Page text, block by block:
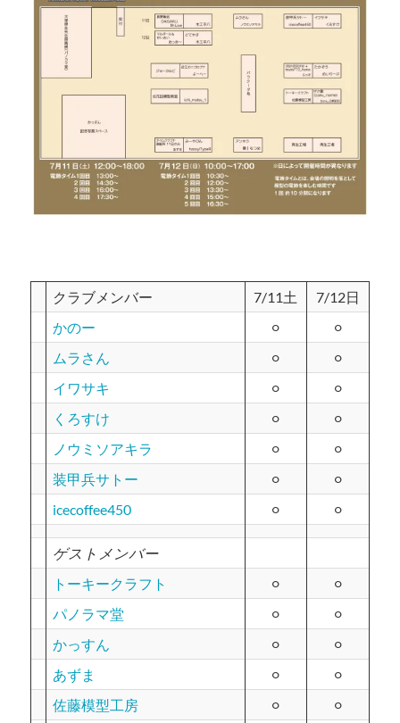
クラブメンバー 7/11土
7/12日
かのー
⚪︎
⚪︎
ムラさん
⚪︎
⚪︎
イワサキ
⚪︎
⚪︎
くろすけ
⚪︎
⚪︎
ノウミソアキラ
⚪︎
⚪︎
装甲兵サトー
⚪︎
⚪︎
icecoffee450
⚪︎ ⚪︎
ゲストメンバー
トーキークラフト
⚪︎
⚪︎
パノラマ堂
⚪︎
⚪︎
かっすん
⚪︎
⚪︎
あずま
⚪︎
⚪︎
佐藤模型工房
⚪︎ ⚪︎